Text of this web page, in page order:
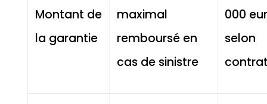
Montant de
la garantie
maximal
remboursé en
cas de sinistre
000
selon